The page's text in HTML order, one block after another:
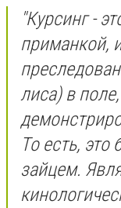
"Курсинг -
приманкой,
лиса) в
То есть, это
зайцем.